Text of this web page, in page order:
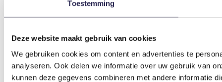
Toestemming
Deze website maakt gebruik van cookies
We gebruiken cookies om content en advertenties te
analyseren. Ook delen we informatie over uw gebruik van
kunnen deze gegevens combineren met andere informatie